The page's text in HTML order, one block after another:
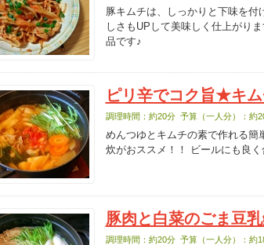
豚キムチは、しっかりと下味を
しさもUPして美味しく仕上がり
品です♪
ピリ辛でコク旨★キ
調理時間：約20分 予算（一人分）：約
めんつゆとキムチの素で作れる簡
炊がおススメ！！ ビールにも良く
豚肉と白菜のごま豆
調理時間：約20分 予算（一人分）：約